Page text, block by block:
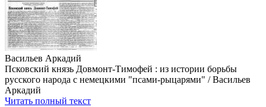
Васильев Аркадий
Псковский князь Довмонт-Тимофей : из истории борьбы
русского народа с немецкими "псами-рыцарями" / Васильев
Аркадий
Читать полный текст